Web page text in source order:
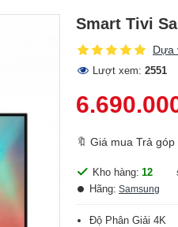
Smart Tivi
Dựa
Lượt xem: 2551
🔖 Giá mua Trả góp
Kho hàng: 12
Hãng: Samsung
Độ Phân Giải 4K